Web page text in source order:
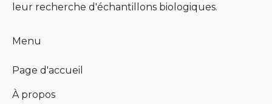
leur recherche d'échantillons biologiques.
Menu
Page d'accueil
À propos